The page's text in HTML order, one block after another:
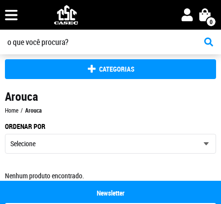
0
CATEGORIAS
Arouca
Home Arouca
ORDENAR POR
Selecione
Nenhum produto encontrado.
Newsletter